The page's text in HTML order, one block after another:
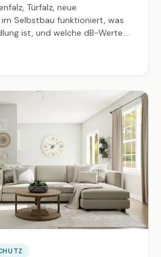
Türfalz, neue
Selbstbau funktioniert, was
ist, und welche dB-Werte